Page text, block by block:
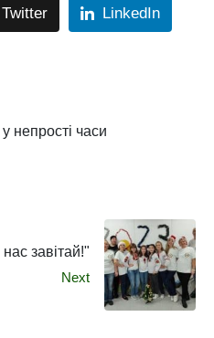
Twitter LinkedIn
непрості часи
завітай!"
Next